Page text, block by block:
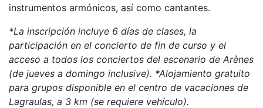
instrumentos armónicos, así como cantantes.
*La inscripción incluye 6 días de clases, la
participación en el concierto de fin de curso y el
acceso a todos los conciertos del escenario de Arènes
(de jueves a domingo inclusive). *Alojamiento gratuito
para grupos disponible en el centro de vacaciones de
Lagraulas, a 3 km (se requiere vehículo).